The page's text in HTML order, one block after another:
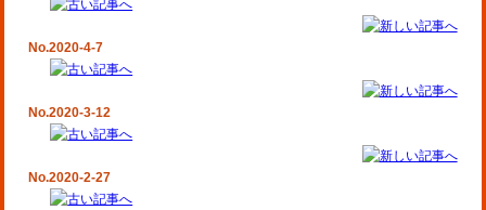
No.2020-4-7
No.2020-3-12
No.2020-2-27